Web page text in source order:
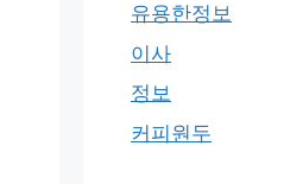
유용한정보
이사
정보
커피원두